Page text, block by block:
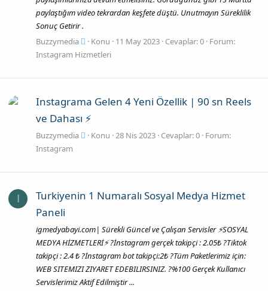
paylaştığım video tekrardan keşfete düştü. Unutmayın Süreklilik
Sonuç Getirir .
Buzzymedia
Konu 11 May 2023 Cevaplar: 0 Forum:
Instagram Hizmetleri
Instagrama Gelen 4 Yeni Özellik | 90 sn Reels
ve Dahası ⚡
Buzzymedia Konu 28 Nis 2023 Cevaplar: 0 Forum:
Instagram
I
Turkiyenin 1 Numaralı Sosyal Medya Hizmet
Paneli
igmedyabayi.com| Sürekli Güncel ve Çalışan Servisler ⚡SOSYAL
MEDYA HİZMETLERİ⚡ ?İnstagram gerçek takipçi : 2.05₺ ?Tiktok
takipçi : 2.4 ₺ ?İnstagram bot takipçi:2₺ ?Tüm Paketlerimiz için:
WEB SITEMIZI ZIYARET EDEBILIRSINIZ. ?%100 Gerçek Kullanıcı
Servislerimiz Aktif Edilmiştir ...